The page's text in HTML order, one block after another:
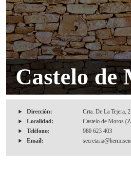
Castelo de
Dirección:
Crta. De La Tejera,
Localidad:
Castelo de Moros
Teléfono:
980 623 403
Email: